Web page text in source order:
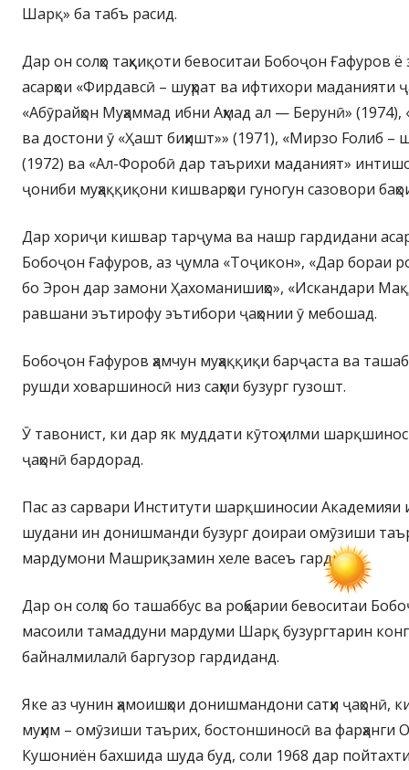
Шарқ» ба табъ расид.
Дар он солҳо таҳқиқоти бевоситаи Бобоҷон Ғафуров
асарҳои «Фирдавсӣ – шуҳрат ва ифтихори маданияти
«Абӯрайҳон Муҳаммад ибни Аҳмад ал — Берунӣ» (1974),
ва достони ӯ «Ҳашт биҳишт»» (1971), «Мирзо Fолиб
(1972) ва «Ал-Форобӣ дар таърихи маданият»
ҷониби муҳаққиқони кишварҳои гуногун сазовори
Дар хориҷи кишвар тарҷума ва нашр гардидани
Бобоҷон Ғафуров, аз ҷумла «Тоҷикон», «Дар бораи
бо Эрон дар замони Ҳахоманишиҳо», «Искандари
равшани эътирофу эътибори ҷаҳонии ӯ мебошад.
Бобоҷон Ғафуров ҳамчун муҳаққиқи барҷаста ва
рушди ховаршиносӣ низ саҳми бузург гузошт.
Ӯ тавонист, ки дар як муддати кӯтоҳ илми
ҷаҳонӣ бардорад.
Пас аз сарвари Институти шарқшиносии Академияи
шудани ин донишманди бузург доираи омӯзиши
мардумони Машриқзамин хеле васеъ гардид.
Дар он солҳо бо ташаббус ва роҳбарии бевоситаи
масоили тамаддуни мардуми Шарқ бузургтарин
байналмилалӣ баргузор гардиданд.
Яке аз чунин ҳамоишҳои донишмандони сатҳи ҷаҳонӣ,
муҳим – омӯзиши таърих, бостоншиносӣ ва фарҳанги
Кушониён бахшида шуда буд, соли 1968 дар